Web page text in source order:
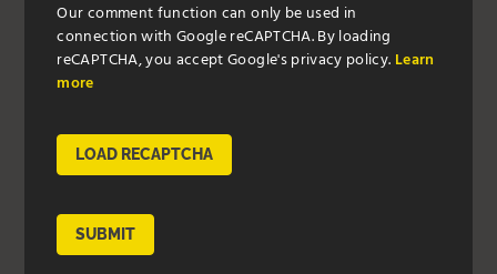
Our comment function can only be used in
connection with Google reCAPTCHA. By loading
reCAPTCHA, you accept Google's privacy policy. Learn
more
LOAD RECAPTCHA
SUBMIT